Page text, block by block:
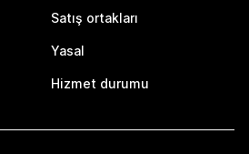
Satış ortakları
Yasal
Hizmet durumu